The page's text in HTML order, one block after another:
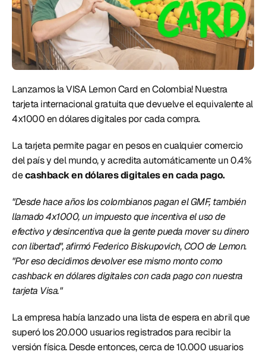
Lanzamos la VISA Lemon Card en Colombia! Nuestra
tarjeta internacional gratuita que devuelve el equivalente al
4x1000 en dólares digitales por cada compra.
La tarjeta permite pagar en pesos en cualquier comercio
del país y del mundo, y acredita automáticamente un 0.4%
de cashback en dólares digitales en cada pago.
"Desde hace años los colombianos pagan el GMF, también
llamado 4x1000, un impuesto que incentiva el uso de
efectivo y desincentiva que la gente pueda mover su dinero
con libertad", afirmó Federico Biskupovich, COO de Lemon.
"Por eso decidimos devolver ese mismo monto como
cashback en dólares digitales con cada pago con nuestra
tarjeta Visa."
La empresa había lanzado una lista de espera en abril que
superó los 20.000 usuarios registrados para recibir la
versión física. Desde entonces, cerca de 10.000 usuarios